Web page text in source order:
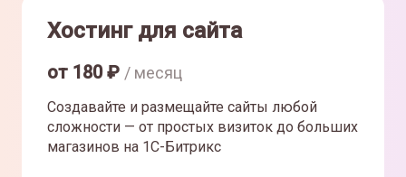
Хостинг для сайта
от 180₽ / месяц
Создавайте и размещайте сайты любой
сложности — от простых визиток до больших
магазинов на 1С-Битрикс